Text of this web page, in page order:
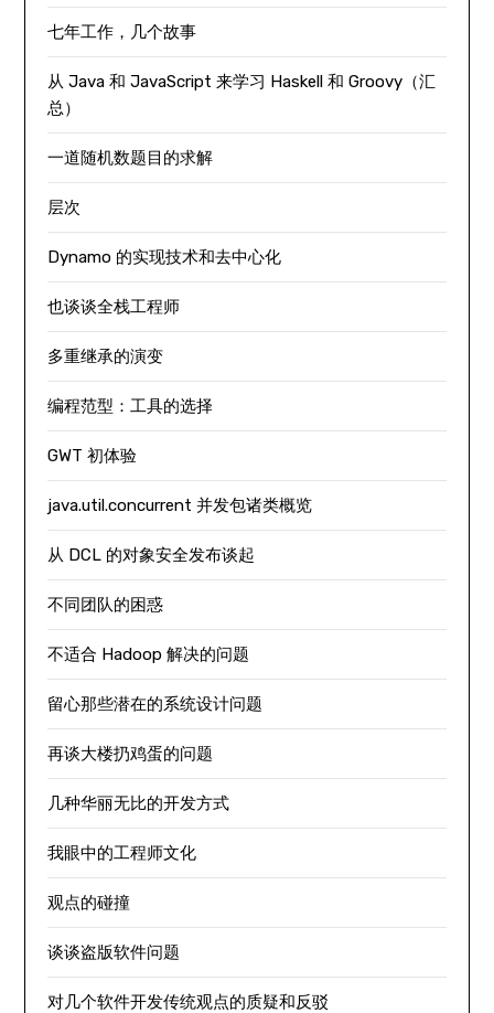
七年工作，几个故事
从 Java 和 JavaScript 来学习 Haskell 和 Groovy（汇
总）
一道随机数题目的求解
层次
Dynamo 的实现技术和去中心化
也谈谈全栈工程师
多重继承的演变
编程范型：工具的选择
GWT 初体验
java.util.concurrent 并发包诸类概览
从 DCL 的对象安全发布谈起
不同团队的困惑
不适合 Hadoop 解决的问题
留心那些潜在的系统设计问题
再谈大楼扔鸡蛋的问题
几种华丽无比的开发方式
我眼中的工程师文化
观点的碰撞
谈谈盗版软件问题
对几个软件开发传统观点的质疑和反驳